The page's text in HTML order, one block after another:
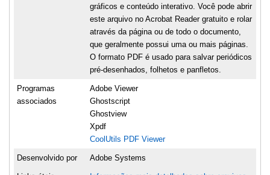
gráficos e conteúdo interativo. Você pode abrir
este arquivo no Acrobat Reader gratuito e rolar
através da página ou de todo o documento,
que geralmente possui uma ou mais páginas.
O formato PDF é usado para salvar periódicos
pré-desenhados, folhetos e panfletos.
Programas
associados
Adobe Viewer
Ghostscript
Ghostview
Xpdf
CoolUtils PDF Viewer
Desenvolvido por Adobe Systems